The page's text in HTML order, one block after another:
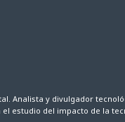
Analista y divulgador
el estudio del impacto de la